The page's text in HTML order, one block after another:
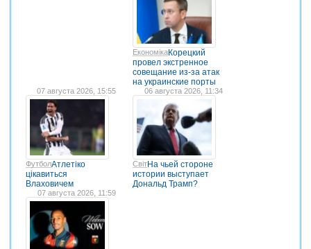
ЕкономікаКорецкий
провел экстренное
совещание из-за атак
на украинские порты
07 августа 2026, 15:55
ФутболАтлетіко
цікавиться
Влаховичем
06 августа 2026, 11:34
СвітНа чьей стороне
истории выступает
Дональд Трамп?
07 августа 2026, 11:59